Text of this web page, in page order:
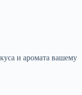
и аромата вашему